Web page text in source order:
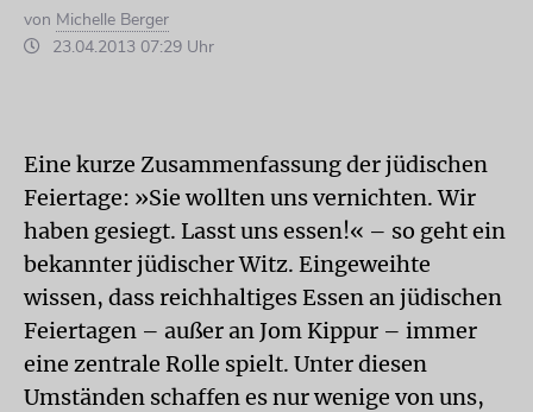
von Michelle Berger
23.04.2013 07:29 Uhr
Eine kurze Zusammenfassung der jüdischen
Feiertage: »Sie wollten uns vernichten. Wir
haben gesiegt. Lasst uns essen!« – so geht ein
bekannter jüdischer Witz. Eingeweihte
wissen, dass reichhaltiges Essen an jüdischen
Feiertagen – außer an Jom Kippur – immer
eine zentrale Rolle spielt. Unter diesen
Umständen schaffen es nur wenige von uns,